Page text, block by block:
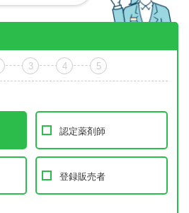
3 4 5
認定薬剤師
登録販売者